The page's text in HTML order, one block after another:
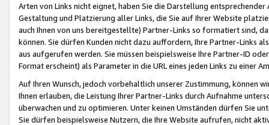
Arten von Links nicht eignet, haben Sie die Darstellung
Gestaltung und Platzierung aller Links, die Sie auf Ihrer Website
auch Ihnen von uns bereitgestellte) Partner-Links so formatiert sind,
können. Sie dürfen Kunden nicht dazu auffordern, Ihre Partner-Links
aus aufgerufen werden. Sie müssen beispielsweise Ihre Partner-ID
Format erscheint) als Parameter in die URL eines jeden Links zu einer
Auf Ihren Wunsch, jedoch vorbehaltlich unserer Zustimmung, können
Ihnen erlauben, die Leistung Ihrer Partner-Links durch Aufnahme
überwachen und zu optimieren. Unter keinen Umständen dürfen Sie
Sie dürfen beispielsweise Nutzern, die Ihre Website aufrufen, nicht